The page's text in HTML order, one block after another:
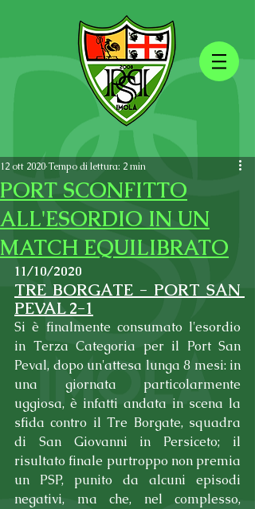
PORT SCONFITTO
ALL'ESORDIO IN UN
MATCH EQUILIBRATO
12 ott 2020Tempo di lettura: 2 min
11/10/2020
TRE BORGATE - PORT SAN
PEVAL 2-1
Si è finalmente consumato l'esordio
in Terza Categoria per il Port San
Peval, dopo un'attesa lunga 8 mesi: in
una giornata particolarmente
uggiosa, è infatti andata in scena la
sfida contro il Tre Borgate, squadra
di San Giovanni in Persiceto; il
risultato finale purtroppo non premia
un PSP, punito da alcuni episodi
negativi, ma che, nel complesso,